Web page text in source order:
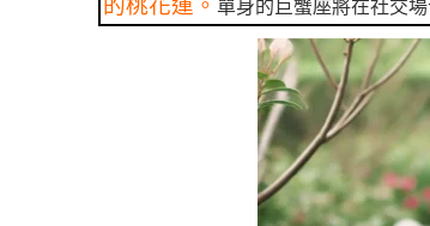
單身的巨蟹座將在社交